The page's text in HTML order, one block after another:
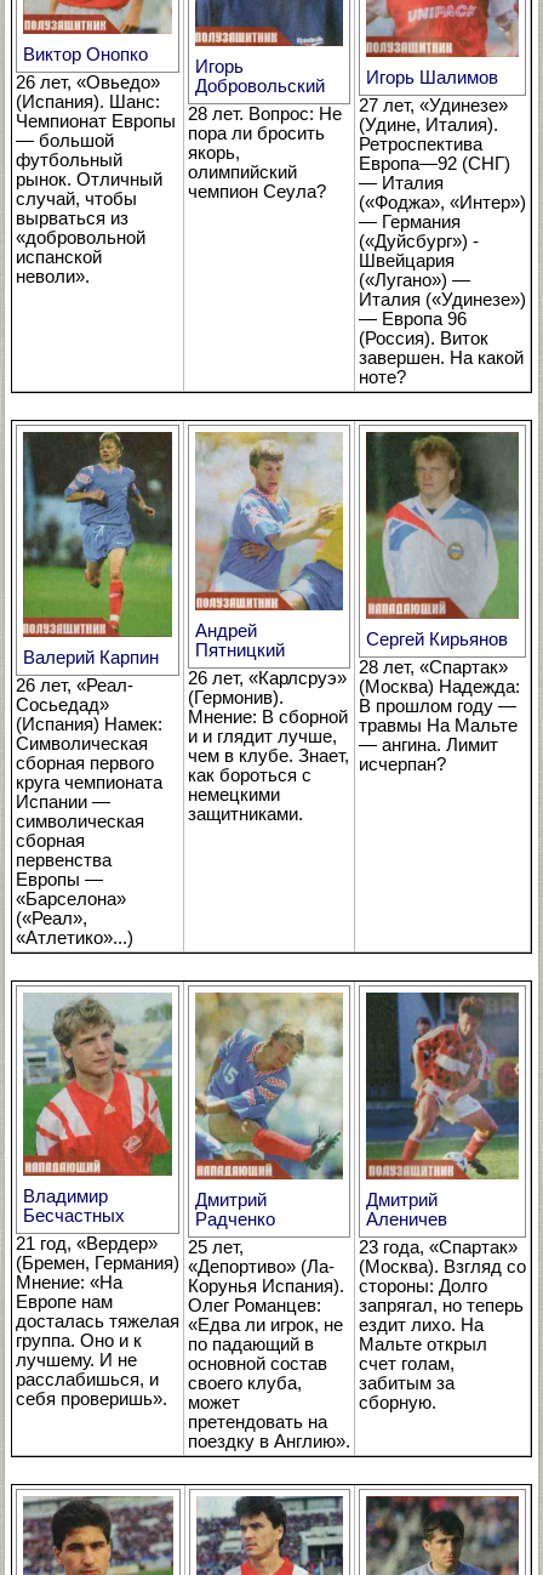
Виктор Онопко
26 лет, «Овьедо»
(Испания). Шанс:
Чемпионат Европы
— большой
футбольный
рынок. Отличный
случай, чтобы
вырваться из
«добровольной
испанской
неволи».
Игорь
Добровольский
28 лет. Вопрос: Не
пора ли бросить
якорь,
олимпийский
чемпион Сеула?
Игорь Шалимов
27 лет, «Удинезе»
(Удине, Италия).
Ретроспектива
Европа—92 (СНГ)
— Италия
(«Фоджа», «Интер»)
— Германия
(«Дуйсбург») -
Швейцария
(«Лугано») —
Италия («Удинезе»)
— Европа 96
(Россия). Виток
завершен. На какой
ноте?
Валерий Карпин
26 лет, «Реал-
Сосьедад»
(Испания) Намек:
Символическая
сборная первого
круга чемпионата
Испании —
символическая
сборная
первенства
Европы —
«Барселона»
(«Реал»,
«Атлетико»...)
Андрей
Пятницкий
26 лет, «Карлсруэ»
(Гермонив).
Мнение: В сборной
и и глядит лучше,
чем в клубе. Знает,
как бороться с
немецкими
защитниками.
Сергей Кирьянов
28 лет, «Спартак»
(Москва) Надежда:
В прошлом году —
травмы На Мальте
— ангина. Лимит
исчерпан?
Владимир
Бесчастных
21 год, «Вердер»
(Бремен, Германия)
Мнение: «На
Европе нам
досталась тяжелая
группа. Оно и к
лучшему. И не
расслабишься, и
себя проверишь».
Дмитрий
Радченко
25 лет,
«Депортиво» (Ла-
Корунья Испания).
Олег Романцев:
«Едва ли игрок, не
по падающий в
основной состав
своего клуба,
может
претендовать на
поездку в Англию».
Дмитрий
Аленичев
23 года, «Спартак»
(Москва). Взгляд со
стороны: Долго
запрягал, но теперь
ездит лихо. На
Мальте открыл
счет голам,
забитым за
сборную.